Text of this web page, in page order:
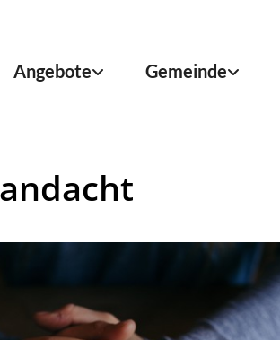
Angebote Gemeinde